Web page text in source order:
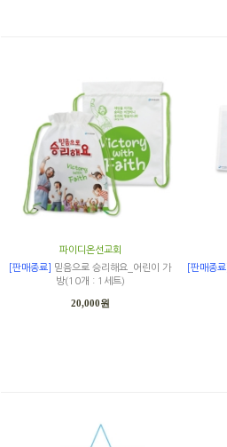
파이디온선교회
[판매종료]
믿음으로 승리해요_어린이 가
방(10개 : 1세트)
20,000원
[판매종료]